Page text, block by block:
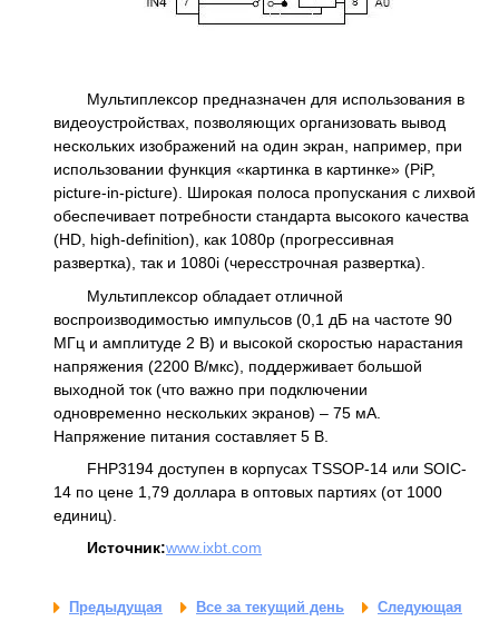
Мультиплексор предназначен для использования в
видеоустройствах, позволяющих организовать вывод
нескольких изображений на один экран, например, при
использовании функция «картинка в картинке» (PiP,
picture-in-picture). Широкая полоса пропускания с лихвой
обеспечивает потребности стандарта высокого качества
(HD, high-definition), как 1080p (прогрессивная
развертка), так и 1080i (чересстрочная развертка).
Мультиплексор обладает отличной
воспроизводимостью импульсов (0,1 дБ на частоте 90
МГц и амплитуде 2 В) и высокой скоростью нарастания
напряжения (2200 В/мкс), поддерживает большой
выходной ток (что важно при подключении
одновременно нескольких экранов) – 75 мА.
Напряжение питания составляет 5 В.
FHP3194 доступен в корпусах TSSOP-14 или SOIC-
14 по цене 1,79 доллара в оптовых партиях (от 1000
единиц).
Источник:www.ixbt.com
Предыдущая Все за текущий день Следующая